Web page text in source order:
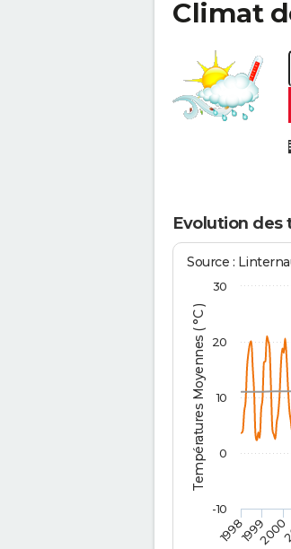
Climat
Evolution des
Températures Moyennes ( °C )
Source :
199819992000
-10
0
10
20
30